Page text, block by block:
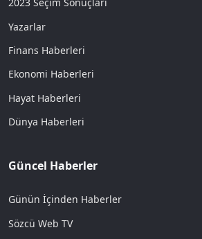
Yazarlar
Finans Haberleri
Ekonomi Haberleri
Hayat Haberleri
Dünya Haberleri
Güncel Haberler
Günün İçinden Haberler
Sözcü Web TV